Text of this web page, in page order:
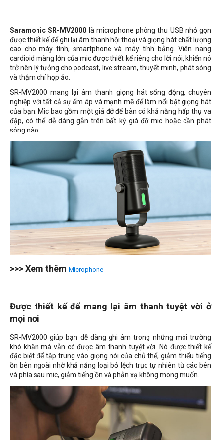
Saramonic SR-MV2000 là microphone phòng thu USB nhỏ gọn
được thiết kế để ghi lại âm thanh hội thoại và giọng hát chất lượng
cao cho máy tính, smartphone và máy tính bảng. Viên nang
cardioid màng lớn của mic được thiết kế riêng cho lời nói, khiến nó
trở nên lý tưởng cho podcast, live stream, thuyết minh, phát sóng
và thậm chí họp ảo.
SR-MV2000 mang lại âm thanh giọng hát sống động, chuyên
nghiệp với tất cả sự ấm áp và mạnh mẽ để làm nổi bật giọng hát
của bạn. Mic bao gồm một giá đỡ để bàn có khả năng hấp thụ va
đập, có thể dễ dàng gắn trên bất kỳ giá đỡ mic hoặc cần phát
sóng nào.
>>> Xem thêm Microphone
Được thiết kế để mang lại âm thanh tuyệt vời ở
mọi nơi
SR-MV2000 giúp bạn dễ dàng ghi âm trong những môi trường
khó khăn mà vẫn có được âm thanh tuyệt vời. Nó được thiết kế
đặc biệt để tập trung vào giọng nói của chủ thể, giảm thiểu tiếng
ồn bên ngoài nhờ khả năng loại bỏ lệch trục tự nhiên từ các bên
và phía sau mic, giảm tiếng ồn và phản xạ không mong muốn.